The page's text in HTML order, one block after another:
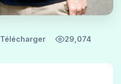
Télécharger 29,074